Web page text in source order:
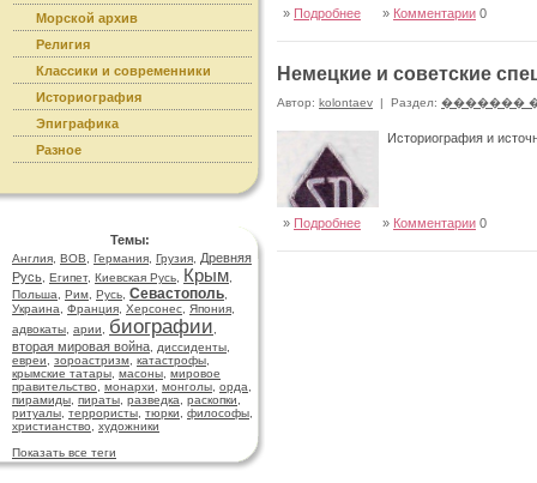
Морской архив
Религия
Классики и современники
Историография
Эпиграфика
Разное
Темы:
Англия ВОВ Германия Грузия
Древняя
Русь Египет, Киевская Русь Крым
Польша
Рим Русь Севастополь
Украина
Франция Херсонес Япония
адвокаты арии биографии
вторая мировая война диссиденты
евреи
зороастризм катастрофы
крымские татары масоны мировое
правительство
монархи монголы орда
пирамиды пираты разведка раскопки
ритуалы террористы тюрки философы
христианство
художники
Показать все теги
» Подробнее » Комментарии 0
Немецкие и советские
Автор: kolontaev | Раздел: �������
Историография и
» Подробнее » Комментарии 0